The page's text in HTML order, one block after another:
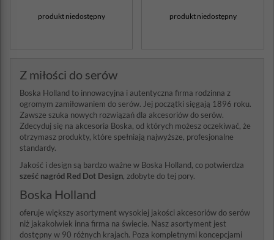
produkt niedostępny produkt niedostępny
Z miłości do serów
Boska Holland to innowacyjna i autentyczna firma rodzinna z
ogromym zamiłowaniem do serów. Jej początki sięgają 1896 roku.
Zawsze szuka nowych rozwiązań dla akcesoriów do serów.
Zdecyduj się na akcesoria Boska, od których możesz oczekiwać, że
otrzymasz produkty, które spełniają najwyższe, profesjonalne
standardy.
Jakość i design są bardzo ważne w Boska Holland, co potwierdza
sześć nagród Red Dot Design, zdobyte do tej pory.
Boska Holland
oferuje większy asortyment wysokiej jakości akcesoriów do serów
niż jakakolwiek inna firma na świecie. Nasz asortyment jest
dostępny w 90 różnych krajach. Poza kompletnymi koncepcjami